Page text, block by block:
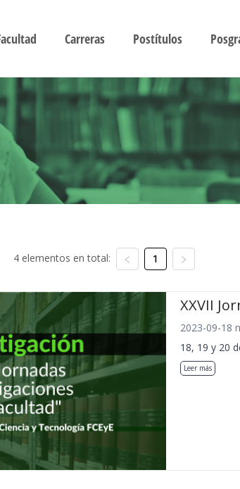
Carreras Postítulos
4 elementos en total: 1
XXVII
2023-09-18
18, 19 y 20
Leer más